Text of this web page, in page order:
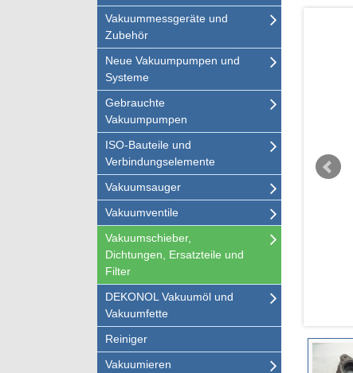
Vakuummessgeräte und
Zubehör
Neue Vakuumpumpen und
Systeme
Gebrauchte
Vakuumpumpen
ISO-Bauteile und
Verbindungselemente
Vakuumsauger
Vakuumventile
Vakuumschieber,
Dichtungen, Ersatzteile und
Filter
DEKONOL Vakuumöl und
Vakuumfette
Reiniger
Vakuumieren